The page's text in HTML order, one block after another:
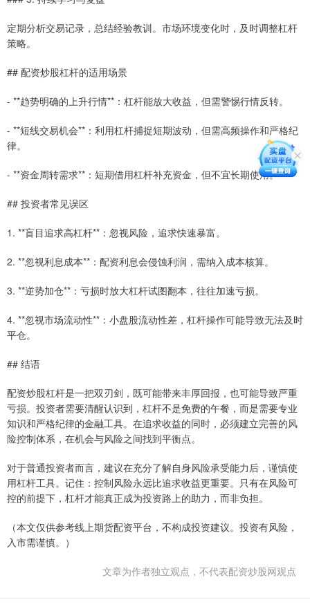
定期分析交易记录，总结经验教训。市场环境变化时，及时调整杠杆
策略。
## 配资炒股杠杆的适用场景
- **趋势明确的上升行情**：杠杆能放大收益，但需警惕行情反转。
- **短线交易机会**：利用杠杆捕捉短期波动，但需高频操作和严格纪
律。
- **资金周转需求**：短期借用杠杆补充资金，但不宜长期使用。
## 投资者常见误区
1. **盲目追求高杠杆**：忽视风险，追求快速暴富。
2. **忽视利息成本**：配资利息会侵蚀利润，需纳入成本核算。
3. **逆势加仓**：亏损时放大杠杆试图翻本，往往加速亏损。
4. **忽视市场流动性**：小盘股流动性差，杠杆操作可能导致无法及时
平仓。
## 结语
配资炒股杠杆是一把双刃剑，既可能带来丰厚回报，也可能导致严重
亏损。投资者需要清醒认识到，杠杆不是免费的午餐，而是需要专业
知识和严格纪律的金融工具。在追求收益的同时，必须建立完善的风
险控制体系，在机会与风险之间找到平衡点。
对于普通投资者而言，建议在充分了解自身风险承受能力后，谨慎使
用杠杆工具。记住：控制风险永远比追求收益更重要。只有在风险可
控的前提下，杠杆才能真正成为投资路上的助力，而非负担。
（本文仅供参考线上期货配资平台，不构成投资建议。投资有风险，
入市需谨慎。）
文章为作者独立观点，不代表配资炒股网观点